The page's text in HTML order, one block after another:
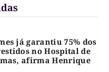
já garantiu 75% dos
no Hospital de
afirma Henrique